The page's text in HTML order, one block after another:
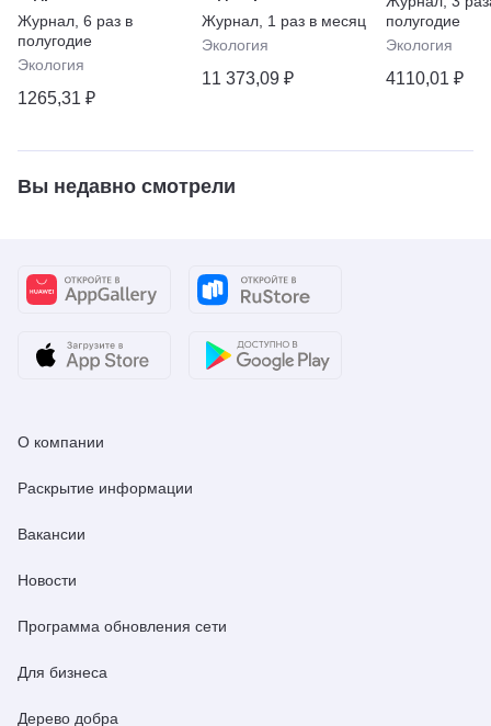
Журнал 6 раз в
полугодие
Экология
1265,31 ₽
мониторинг земель
Журнал 1 раз в месяц
Экология
11 373,09 ₽
полугодие
Экология
4110,01 ₽
Вы недавно смотрели
О компании
Раскрытие информации
Вакансии
Новости
Программа обновления сети
Для бизнеса
Дерево добра